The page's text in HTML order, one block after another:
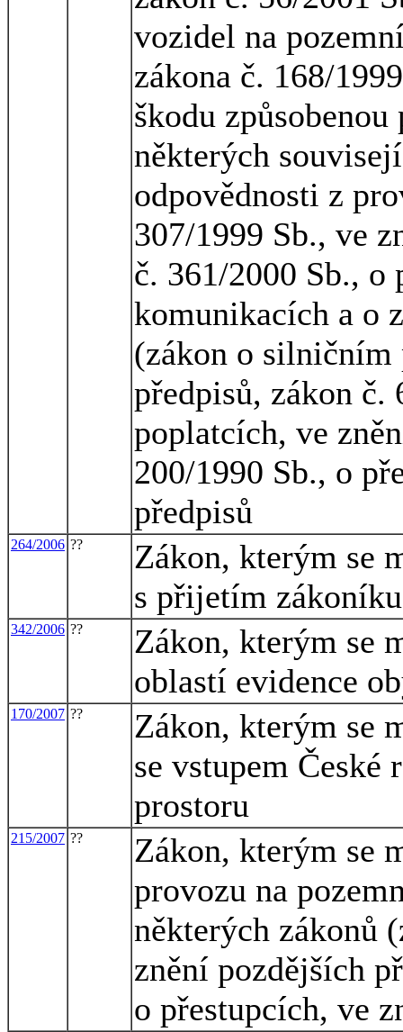
vozidel na
zákona č. 168/
škodu
některých
odpovědnosti z
307/1999 Sb., ve
č. 361/2000 Sb., o
komunikacích a o
(zákon o silničním
předpisů, zákon č.
poplatcích, ve
200/1990 Sb., o
předpisů
264/2006 ??
Zákon, kterým se
s přijetím
342/2006 ??
Zákon, kterým se
oblastí evidence
170/2007 ??
Zákon, kterým se
se vstupem České
prostoru
215/2007 ??
Zákon, kterým se
provozu na
některých zákonů
znění pozdějších
o přestupcích, ve